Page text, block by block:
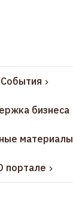
События
бизнеса
материалы
портале